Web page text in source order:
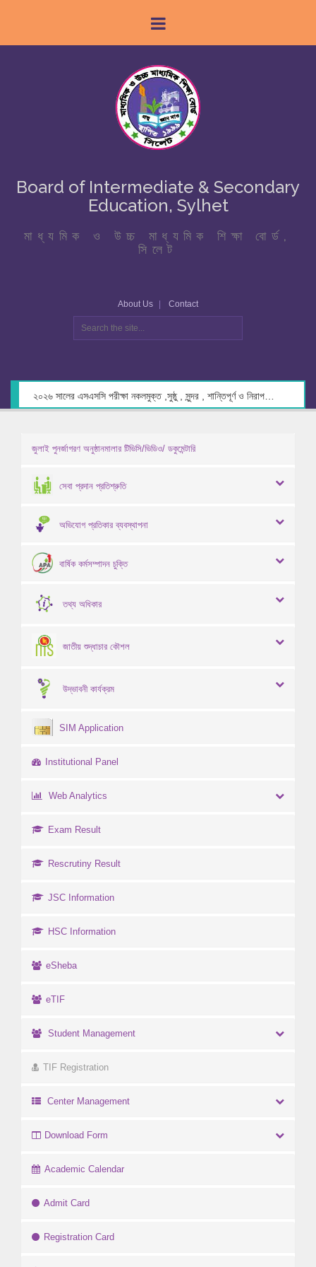
Board of Intermediate & Secondary
Education, Sylhet
মাধ্যমিক ও উচ্চ মাধ্যমিক শিক্ষা বোর্ড,
সিলেট
About Us Contact
জুলাই পুনর্জাগরণ অনুষ্ঠানমালার টিভিসি/ভিডিও/ ডকুমেন্টারি
সেবা প্রদান প্রতিশ্রুতি
অভিযোগ প্রতিকার ব্যবস্থাপনা
বার্ষিক কর্মসম্পাদন চুক্তি
তথ্য অধিকার
জাতীয় শুদ্ধাচার কৌশল
উদ্ভাবনী কার্যক্রম
SIM Application
Institutional Panel
Web Analytics
Exam Result
Rescrutiny Result
JSC Information
HSC Information
eSheba
eTIF
Student Management
TIF Registration
Center Management
Download Form
Academic Calendar
Admit Card
Registration Card